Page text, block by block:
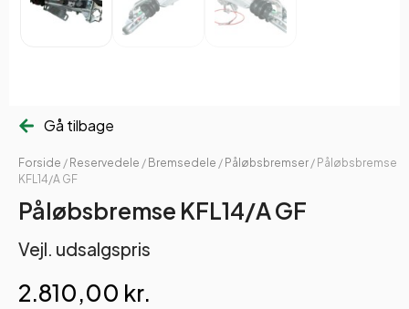
Gå tilbage
Forside / Reservedele / Bremsedele / Påløbsbremser / Påløbsbremse
KFL14/A GF
Påløbsbremse KFL14/A GF
Vejl. udsalgspris
2.810,00 kr.